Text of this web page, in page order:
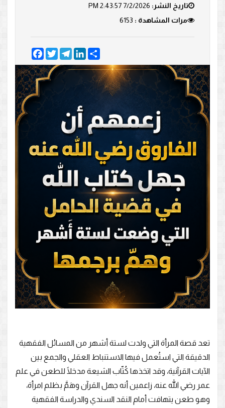
تاريخ النشر: 7/2/2026 2:43:57 PM
مرات المشاهدة : 6153
FacebookTwitter
TelegramLinkedInShare
تعد قصة المرأة التي ولدت لستة أشهر من المسائل الفقهية
الدقيقة التي استُعمل فيها الاستنباط العقلي والجمع بين
الآيات القرآنية، وقد اتخذها كُتّاب الشيعة مدخلًا للطعن في علم
عمر رضي الله عنه، زاعمين أنه جهل القرآن وهَمَّ بظلم امرأة،
وهو طعن يتهافت أمام النقد السندي والدراسة الفقهية